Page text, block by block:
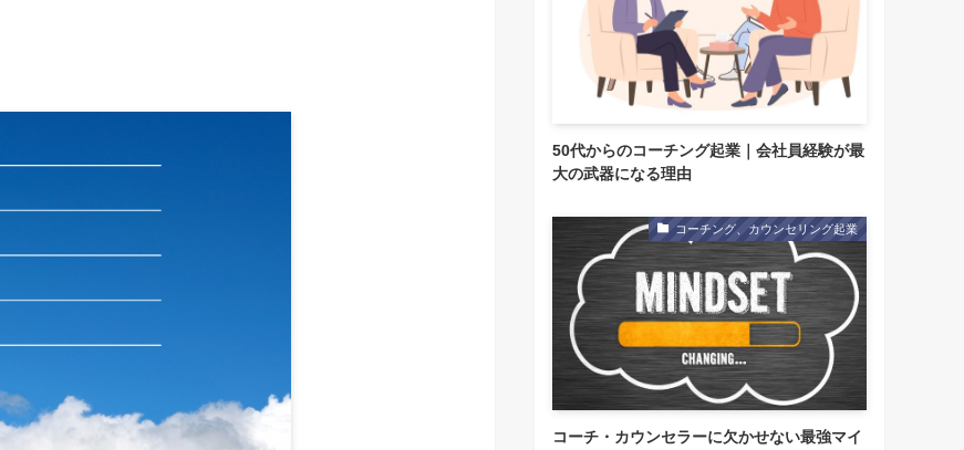
50代からのコーチング起業｜会社員経験が最
大の武器になる理由
コーチング、カウンセリング起業
コーチ・カウンセラーに欠かせない最強マイ